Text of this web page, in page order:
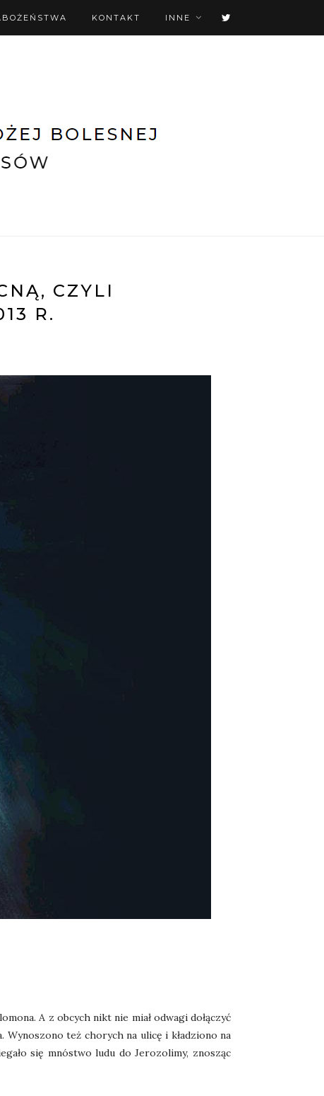
KONTAKT INNE
CZYLI
R.
A z obcych nikt nie miał odwagi dołączyć
Wynoszono też chorych na ulicę i kładziono na
się mnóstwo ludu do Jerozolimy, znosząc